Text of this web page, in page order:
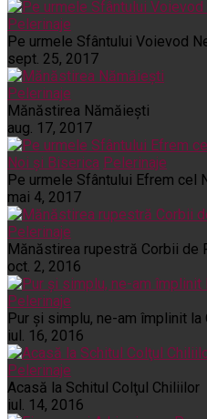
Pelerinaje
Pe urmele Sfântului Voievod
sept. 25, 2017
Pelerinaje
Mănăstirea Nămăiești
aug. 17, 2017
Noi și Biserica Pelerinaje
Pe urmele Sfântului Efrem cel
mai 4, 2017
Pelerinaje
Mănăstirea rupestră Corbii de
oct. 2, 2016
Pelerinaje
Pur şi simplu, ne-am împlinit la
iul. 16, 2016
Pelerinaje
Acasă la Schitul Colţul Chiliilor
iul. 14, 2016